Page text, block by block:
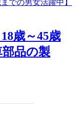
歳～45歳
品の製